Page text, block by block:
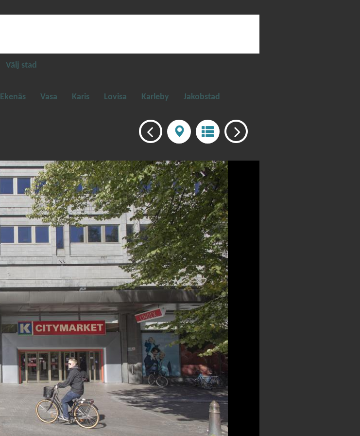
Välj stad
Ekenäs Vasa Karis Lovisa Karleby Jakobstad